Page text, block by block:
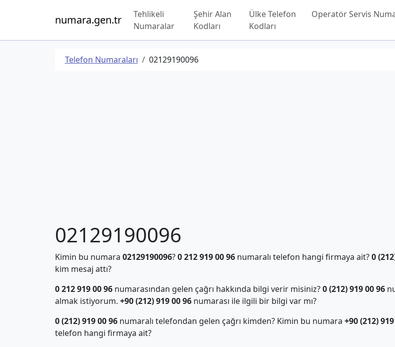
numara.gen.tr
Tehlikeli
Numaralar
Şehir Alan
Kodları
Ülke Telefon
Kodları
Operatör Servis
Telefon Numaraları 02129190096
02129190096
Kimin bu numara 02129190096?0 212 919 00 96numaralı telefon hangi firmaya ait?0
kim mesaj attı?
0 212 919 00 96numarasından gelen çağrı hakkında bilgi verir misiniz?0 (212) 919 00 96
almak istiyorum. +90 (212) 919 00 96numarası ile ilgili bir bilgi var mı?
0 (212) 919 00 96numaralı telefondan gelen çağrı kimden? Kimin bu numara +90 (212)
telefon hangi firmaya ait?